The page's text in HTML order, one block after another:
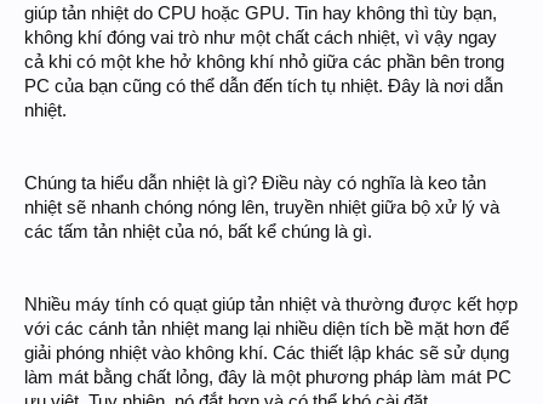
giúp tản nhiệt do CPU hoặc GPU. Tin hay không thì tùy bạn,
không khí đóng vai trò như một chất cách nhiệt, vì vậy ngay
cả khi có một khe hở không khí nhỏ giữa các phần bên trong
PC của bạn cũng có thể dẫn đến tích tụ nhiệt. Đây là nơi dẫn
nhiệt.
Chúng ta hiểu dẫn nhiệt là gì? Điều này có nghĩa là keo tản
nhiệt sẽ nhanh chóng nóng lên, truyền nhiệt giữa bộ xử lý và
các tấm tản nhiệt của nó, bất kể chúng là gì.
Nhiều máy tính có quạt giúp tản nhiệt và thường được kết hợp
với các cánh tản nhiệt mang lại nhiều diện tích bề mặt hơn để
giải phóng nhiệt vào không khí. Các thiết lập khác sẽ sử dụng
làm mát bằng chất lỏng, đây là một phương pháp làm mát PC